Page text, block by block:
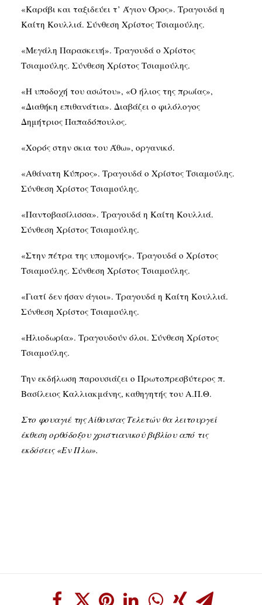
«Καράβι και ταξιδεύει τ’ Άγιον Όρος». Τραγουδά η
Καίτη Κουλλιά. Σύνθεση Χρίστος Τσιαμούλης.
«Μεγάλη Παρασκευή». Τραγουδά ο Χρίστος
Τσιαμούλης. Σύνθεση Χρίστος Τσιαμούλης.
«Η υποδοχή του ασώτου», «Ο ήλιος της πρωίας»,
«Διαθήκη επιθανάτια». Διαβάζει ο φιλόλογος
Δημήτριος Παπαδόπουλος.
«Χορός στην σκια του Άθω», οργανικό.
«Αθάνατη Κύπρος». Τραγουδά ο Χρίστος Τσιαμούλης.
Σύνθεση Χρίστος Τσιαμούλης.
«Παντοβασίλισσα». Τραγουδά η Καίτη Κουλλιά.
Σύνθεση Χρίστος Τσιαμούλης.
«Στην πέτρα της υπομονής». Τραγουδά ο Χρίστος
Τσιαμούλης. Σύνθεση Χρίστος Τσιαμούλης.
«Γιατί δεν ήσαν άγιοι». Τραγουδά η Καίτη Κουλλιά.
Σύνθεση Χρίστος Τσιαμούλης.
«Ηλιοδωρία». Τραγουδούν όλοι. Σύνθεση Χρίστος
Τσιαμούλης.
Την εκδήλωση παρουσιάζει ο Πρωτοπρεσβύτερος π.
Βασίλειος Καλλιακμάνης, καθηγητής του Α.Π.Θ.
Στο φουαγιέ της Αίθουσας Τελετών θα λειτουργεί
έκθεση ορθόδοξου χριστιανικού βιβλίου από τις
εκδόσεις «Εν Πλω».